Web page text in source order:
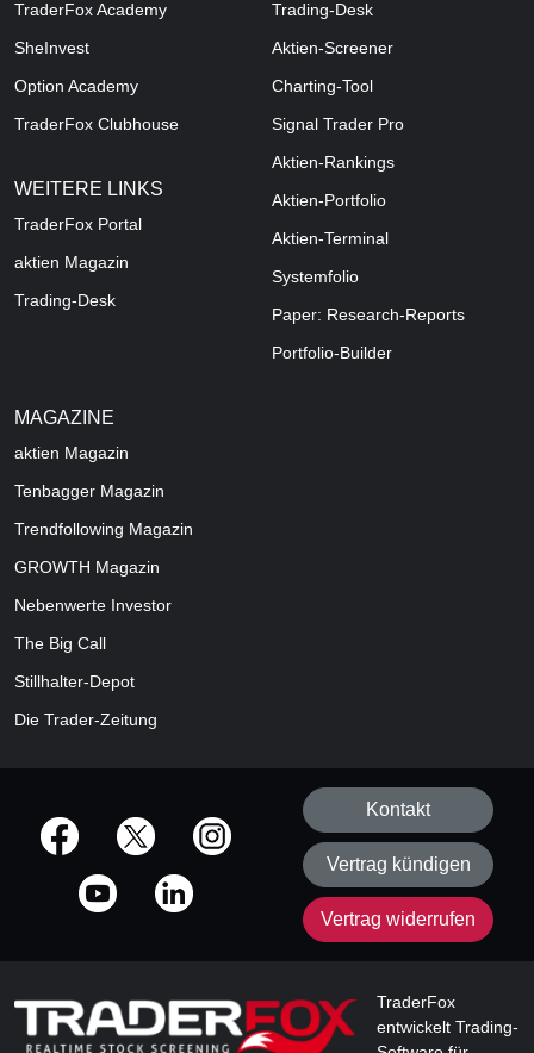
TraderFox Academy
SheInvest
Option Academy
TraderFox Clubhouse
WEITERE LINKS
TraderFox Portal
aktien Magazin
Trading-Desk
Trading-Desk
Aktien-Screener
Charting-Tool
Signal Trader Pro
Aktien-Rankings
Aktien-Portfolio
Aktien-Terminal
Systemfolio
Paper: Research-Reports
Portfolio-Builder
MAGAZINE
aktien Magazin
Tenbagger Magazin
Trendfollowing Magazin
GROWTH Magazin
Nebenwerte Investor
The Big Call
Stillhalter-Depot
Die Trader-Zeitung
offizielle Social Media-Accounts
Kontakt
Vertrag kündigen
Vertrag widerrufen
TraderFox
entwickelt Trading-